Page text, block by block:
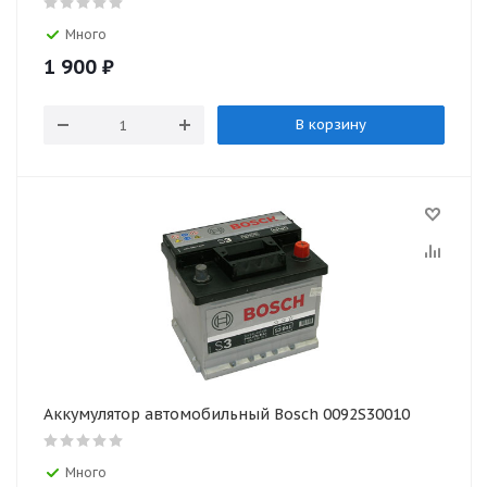
Много
1 900 ₽
В корзину
Аккумулятор автомобильный Bosch 0092S30010
Много